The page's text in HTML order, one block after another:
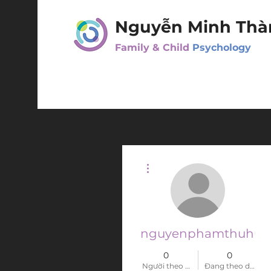
Nguyễn Minh
Family & Child Psychology
0
Người theo dõi
0
Đang theo dõi